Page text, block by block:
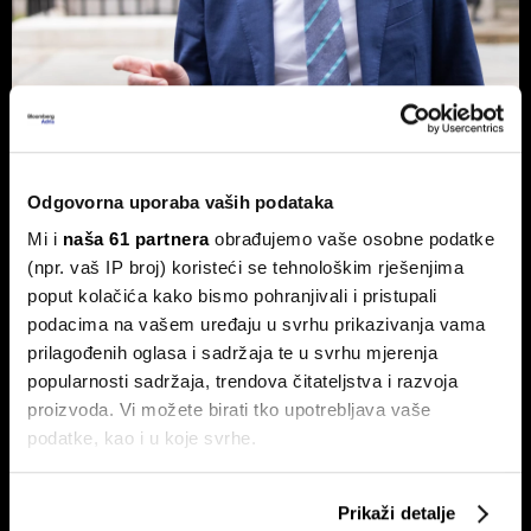
Odgovorna uporaba vaših podataka
Mi i naša 61 partneraobrađujemo vaše osobne podatke
(npr. vaš IP broj) koristeći se tehnološkim rješenjima
poput kolačića kako bismo pohranjivali i pristupali
podacima na vašem uređaju u svrhu prikazivanja vama
prilagođenih oglasa i sadržaja te u svrhu mjerenja
popularnosti sadržaja, trendova čitateljstva i razvoja
proizvoda. Vi možete birati tko upotrebljava vaše
podatke, kao i u koje svrhe.
Prikaži detalje
Novog britanskog premijera čeka
prazna blagajna - Burnham planira
nacionalizaciju
Pad vlade Keira Starmera i uspon Andyja Burnhama kao
najizglednijeg nasljednika otvorili su ozbiljna pitanja o
budućnosti ekonomske politike UK-a.
Hoće li Trump završiti rat prije